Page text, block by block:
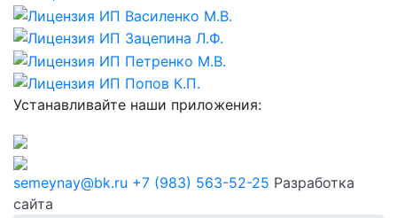
Устанавливайте наши приложения:
semeynay@bk.ru +7 (983) 563-52-25 Разработка
сайта